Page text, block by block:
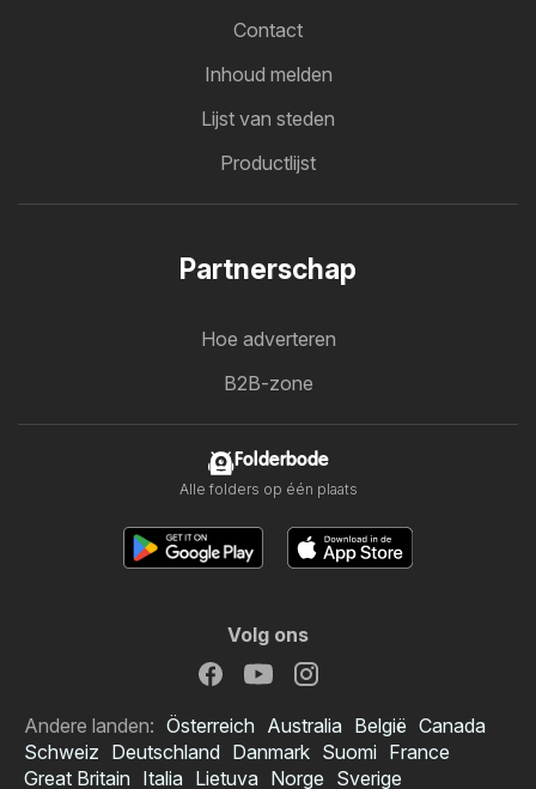
Contact
Inhoud melden
Lijst van steden
Productlijst
Partnerschap
Hoe adverteren
B2B-zone
Folderbode
Alle folders op één plaats
Volg ons
Andere landen: Österreich Australia België Canada
Schweiz Deutschland Danmark Suomi France
Great Britain Italia Lietuva Norge Sverige